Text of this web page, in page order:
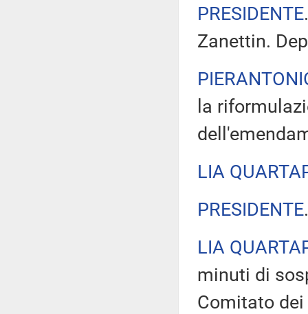
PRESIDENTE
Zanettin.
la
LIA
PRESIDENTE
LIA
minuti di
Comitato